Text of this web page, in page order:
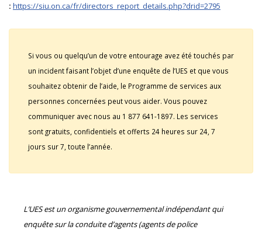
: https://siu.on.ca/fr/directors_report_details.php?drid=2795
Si vous ou quelqu’un de votre entourage avez été touchés par
un incident faisant l’objet d’une enquête de l’UES et que vous
souhaitez obtenir de l’aide, le Programme de services aux
personnes concernées peut vous aider. Vous pouvez
communiquer avec nous au 1 877 641-1897. Les services
sont gratuits, confidentiels et offerts 24 heures sur 24, 7
jours sur 7, toute l’année.
L’UES est un organisme gouvernemental indépendant qui
enquête sur la conduite d’agents (agents de police